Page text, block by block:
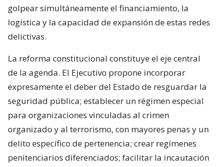
golpear simultáneamente el financiamiento, la
logística y la capacidad de expansión de estas redes
delictivas.
La reforma constitucional constituye el eje central
de la agenda. El Ejecutivo propone incorporar
expresamente el deber del Estado de resguardar la
seguridad pública; establecer un régimen especial
para organizaciones vinculadas al crimen
organizado y al terrorismo, con mayores penas y un
delito específico de pertenencia; crear regímenes
penitenciarios diferenciados; facilitar la incautación